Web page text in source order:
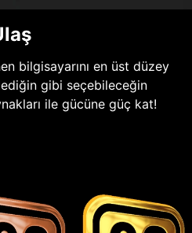
bilgisayarını en üst düzey
gibi seçebileceğin
ile gücüne güç kat!